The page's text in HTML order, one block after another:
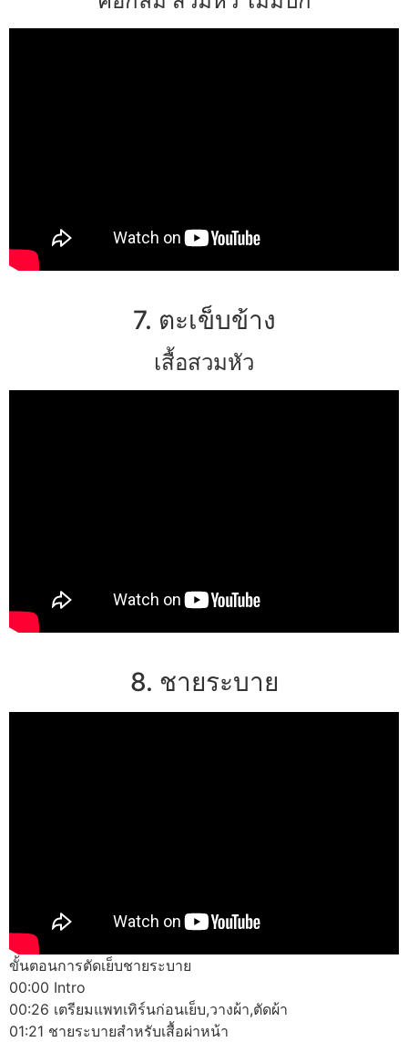
7. ตะเข็บข้าง
เสื้อสวมหัว
8. ชายระบาย
ขั้นตอนการตัดเย็บชายระบาย
00:00 Intro
00:26 เตรียมแพทเทิร์นก่อนเย็บ,วางผ้า,ตัดผ้า
01:21 ชายระบายสำหรับเสื้อผ่าหน้า